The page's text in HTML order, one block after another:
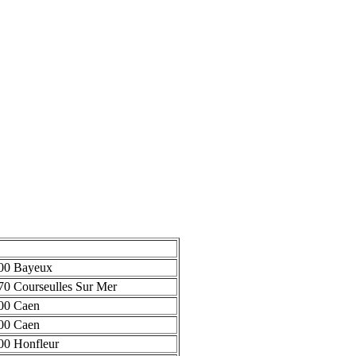
Bayeux
Courseulles Sur Mer
Caen
Caen
Honfleur